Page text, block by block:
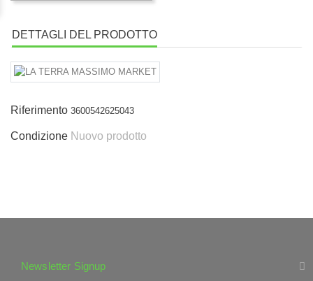
DETTAGLI DEL PRODOTTO
Riferimento 3600542625043
Condizione Nuovo prodotto
Newsletter Signup